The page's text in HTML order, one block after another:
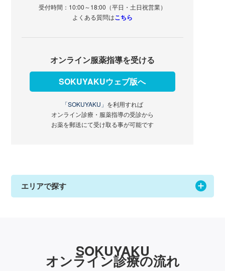
受付時間：10:00～18:00（平日・土日祝営業）
よくある質問はこちら
オンライン服薬指導を受ける
SOKUYAKUウェブ版へ
「SOKUYAKU」 を利用すれば
オンライン診療・服薬指導の受診から
お薬を郵送にて受け取る事が可能です
エリアで探す
SOKUYAKU
オンライン診療の流れ